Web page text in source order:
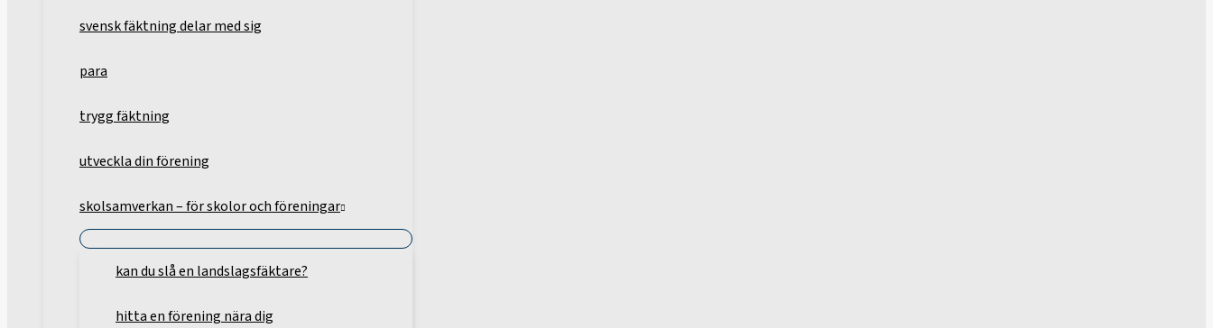
svensk fäktning delar med sig
para
trygg fäktning
utveckla din förening
skolsamverkan – för skolor och föreningar
kan du slå en landslagsfäktare?
hitta en förening nära dig